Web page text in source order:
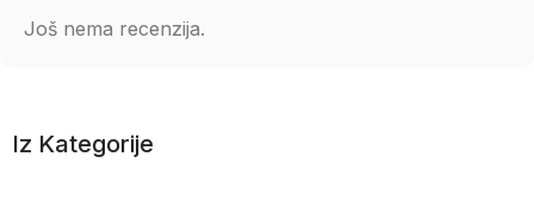
Još nema recenzija.
Iz Kategorije